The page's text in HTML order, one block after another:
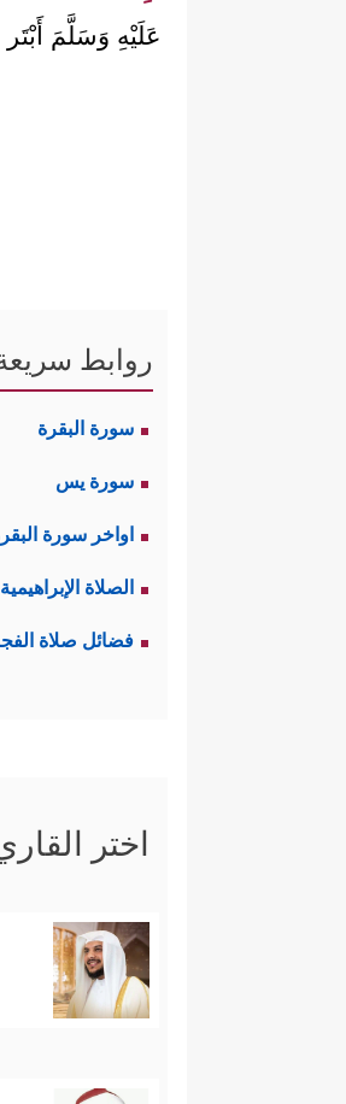
عَلَيْهِ وَسَلَّمَ
روابط
سورة البقرة
سورة يس
اواخر سورة
الصلاة الإبراهيمية
فضائل صلاة
اختر